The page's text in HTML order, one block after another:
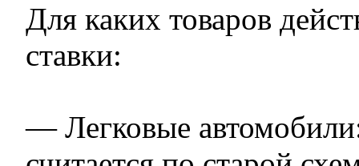
Для каких товаров
ставки:
— Легковые